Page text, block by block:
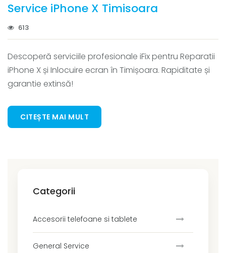
Service iPhone X Timisoara
613
Descoperă serviciile profesionale iFix pentru Reparatii
iPhone X și Inlocuire ecran în Timișoara. Rapiditate și
garantie extinsă!
CITEȘTE MAI MULT
Categorii
Accesorii telefoane si tablete
General Service